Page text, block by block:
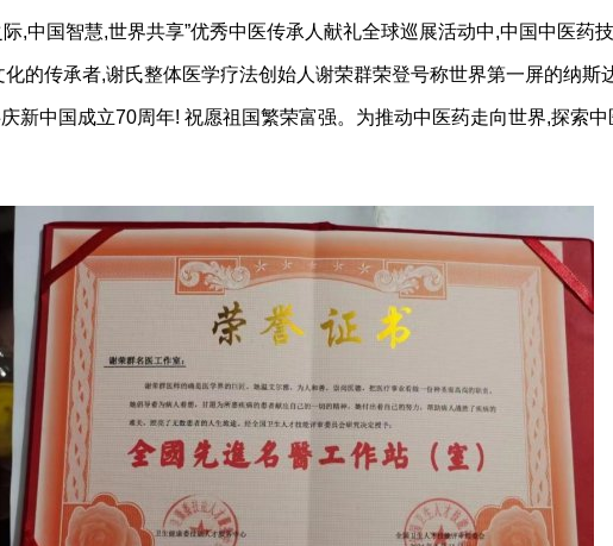
,中国智慧,世界共享”优秀中医传承人献礼全球巡展活动中,中国中医药
化的传承者,谢氏整体医学疗法创始人谢荣群荣登号称世界第一屏的纳斯
新中国成立70周年! 祝愿祖国繁荣富强。为推动中医药走向世界,探索